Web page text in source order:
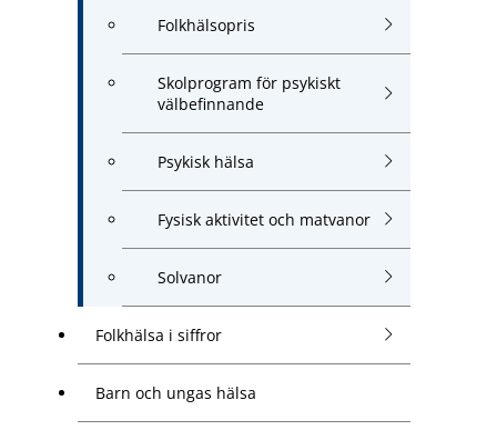
Folkhälsopris
Skolprogram för psykiskt
välbefinnande
Psykisk hälsa
Fysisk aktivitet och matvanor
Solvanor
Folkhälsa i siffror
Barn och ungas hälsa